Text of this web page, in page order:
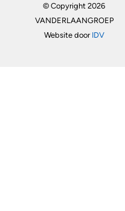
© Copyright 2026
VANDERLAANGROEP
Website door IDV